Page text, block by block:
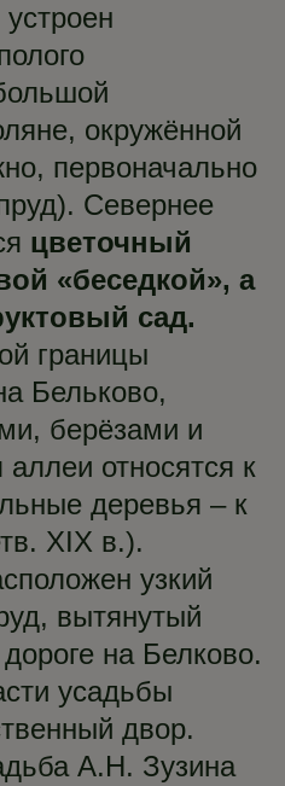
окружённой
первоначально
Севернее
цветочный
«беседкой», а
сад.
границы
Бельково,
берёзами и
относятся к
деревья – к
XIX в.).
узкий
вытянутый
на Белково.
усадьбы
двор.
А.Н. Зузина